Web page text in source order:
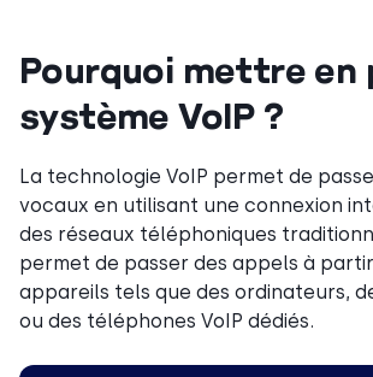
Pourquoi mettre en
système VoIP ?
La technologie VoIP permet de
vocaux en utilisant une connexion
des réseaux téléphoniques
permet de passer des appels à
appareils tels que des ordinateurs,
ou des téléphones VoIP dédiés.